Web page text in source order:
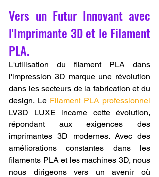
Vers un Futur Innovant avec
l'Imprimante 3D et le Filament
PLA.
L'utilisation du filament PLA dans
l'impression 3D marque une révolution
dans les secteurs de la fabrication et du
design. Le Filament PLA professionnel
LV3D LUXE incarne cette évolution,
répondant aux exigences des
imprimantes 3D modernes. Avec des
améliorations constantes dans les
filaments PLA et les machines 3D, nous
nous dirigeons vers un avenir où